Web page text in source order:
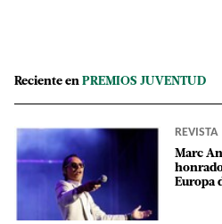
Reciente en PREMIOS JUVENTUD
REVISTA
Marc
Europa